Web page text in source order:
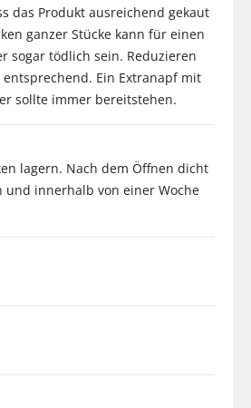
das Produkt ausreichend gekaut
ganzer Stücke kann für einen
sogar tödlich sein. Reduzieren
Ein Extranapf mit
sollte immer bereitstehen.
lagern. Nach dem Öffnen dicht
und innerhalb von einer Woche